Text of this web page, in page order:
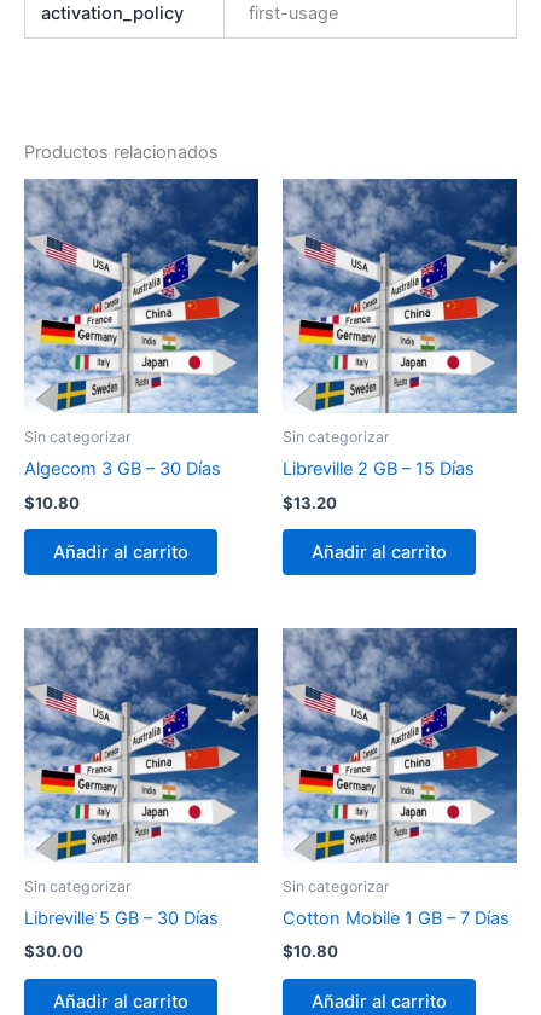
activation_policy first-usage
Productos relacionados
Sin categorizar
Algecom 3 GB – 30 Días
$10.80
Añadir al carrito
Sin categorizar
Libreville 2 GB – 15 Días
$13.20
Añadir al carrito
Sin categorizar
Libreville 5 GB – 30 Días
$30.00
Añadir al carrito
Sin categorizar
Cotton Mobile 1 GB – 7 Días
$10.80
Añadir al carrito